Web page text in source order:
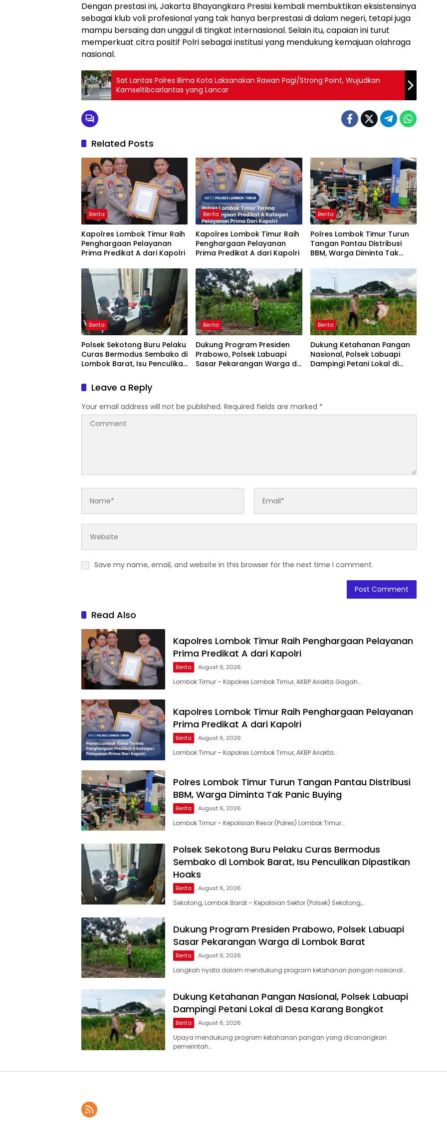
Dengan prestasi ini, Jakarta Bhayangkara Presisi kembali membuktikan eksistensinya
sebagai klub voli profesional yang tak hanya berprestasi di dalam negeri, tetapi juga
mampu bersaing dan unggul di tingkat internasional. Selain itu, capaian ini turut
memperkuat citra positif Polri sebagai institusi yang mendukung kemajuan olahraga
nasional.
Sat Lantas Polres Bima Kota Laksanakan Rawan Pagi/Strong Point, Wujudkan
Kamseltibcarlantas yang Lancar
Related Posts
Berita
Kapolres Lombok Timur Raih
Penghargaan Pelayanan
Prima Predikat A dari Kapolri
Berita
Kapolres Lombok Timur Raih
Penghargaan Pelayanan
Prima Predikat A dari Kapolri
Berita
Polres Lombok Timur Turun
Tangan Pantau Distribusi
BBM, Warga Diminta Tak
Berita
Polsek Sekotong Buru Pelaku
Curas Bermodus Sembako di
Lombok Barat, Isu Penculikan
Berita
Dukung Program Presiden
Prabowo, Polsek Labuapi
Sasar Pekarangan Warga di
Berita
Dukung Ketahanan Pangan
Nasional, Polsek Labuapi
Dampingi Petani Lokal di
Leave a Reply
Your email address will not be published. Required fields are marked *
Save my name, email, and website in this browser for the next time I comment.
Read Also
Kapolres Lombok Timur Raih Penghargaan Pelayanan
Prima Predikat A dari Kapolri
Berita August 6, 2026
Lombok Timur – Kapolres Lombok Timur, AKBP Ariakta Gagah…
Kapolres Lombok Timur Raih Penghargaan Pelayanan
Prima Predikat A dari Kapolri
Berita August 6, 2026
Lombok Timur – Kapolres Lombok Timur, AKBP Ariakta…
Polres Lombok Timur Turun Tangan Pantau Distribusi
BBM, Warga Diminta Tak Panic Buying
Berita August 6, 2026
Lombok Timur – Kepolisian Resor (Polres) Lombok Timur…
Polsek Sekotong Buru Pelaku Curas Bermodus
Sembako di Lombok Barat, Isu Penculikan Dipastikan
Hoaks
Berita August 6, 2026
Sekotong, Lombok Barat – Kepolisian Sektor (Polsek) Sekotong,…
Dukung Program Presiden Prabowo, Polsek Labuapi
Sasar Pekarangan Warga di Lombok Barat
Berita August 6, 2026
Langkah nyata dalam mendukung program ketahanan pangan nasional…
Dukung Ketahanan Pangan Nasional, Polsek Labuapi
Dampingi Petani Lokal di Desa Karang Bongkot
Berita August 6, 2026
Upaya mendukung program ketahanan pangan yang dicanangkan
pemerintah…